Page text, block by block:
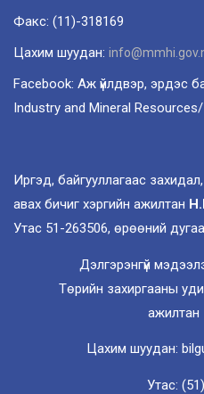
Факс: (11)-318169
Цахим шуудан:
Facebook: Аж үйлдвэр, эрдэс
Industry and Mineral Resources/
Иргэд, байгууллагаас
авах бичиг хэргийн ажилтан
Утас 51-263506, өрөөний
Дэлгэрэнгүй
Төрийн захиргааны
ажилтан
Цахим шуудан:
Утас: